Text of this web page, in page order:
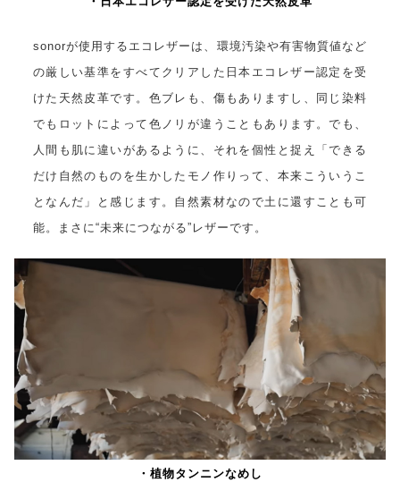
sonorが使用するエコレザーは、環境汚染や有害物質値など
の厳しい基準をすべてクリアした日本エコレザー認定を受
けた天然皮革です。色ブレも、傷もありますし、同じ染料
でもロットによって色ノリが違うこともあります。でも、
人間も肌に違いがあるように、それを個性と捉え「できる
だけ自然のものを生かしたモノ作りって、本来こういうこ
となんだ」と感じます。自然素材なので土に還すことも可
能。まさに“未来につながる”レザーです。
・植物タンニンなめし